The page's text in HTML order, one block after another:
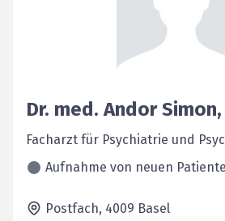
Dr. med. Andor Simon,
Facharzt für Psychiatrie und
Aufnahme von neuen
Postfach, 4009 Basel